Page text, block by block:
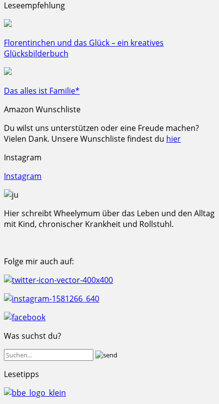
Leseempfehlung
Florentinchen und das Glück – ein kreatives
Glücksbilderbuch
Das alles ist Familie*
Amazon Wunschliste
Du wilst uns unterstützen oder eine Freude machen?
Vielen Dank. Unsere Wunschliste findest du hier
Instagram
Instagram
Hier schreibt Wheelymum über das Leben und den Alltag
mit Kind, chronischer Krankheit und Rollstuhl.
Folge mir auch auf:
Was suchst du?
Lesetipps